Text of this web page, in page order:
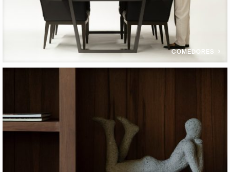
COMEDORES